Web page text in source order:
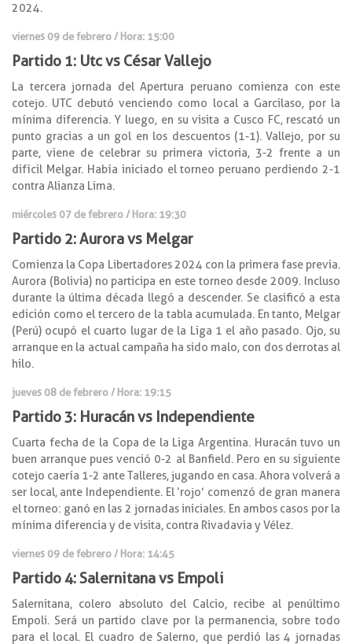
2024.
viernes 09 de febrero / Hora: 15:00
Partido 1: Utc vs César Vallejo
La tercera jornada del Apertura peruano comienza con este
cotejo. UTC debutó venciendo como local a Garcilaso, por la
mínima diferencia. Y luego, en su visita a Cusco FC, rescató un
punto gracias a un gol en los descuentos (1-1). Vallejo, por su
parte, viene de celebrar su primera victoria, 3-2 frente a un
difícil Melgar. Había iniciado el torneo peruano perdiendo 2-1
contra Alianza Lima.
miércoles 07 de febrero / Hora: 19:30
Partido 2: Aurora vs Melgar
Comienza la Copa Libertadores 2024 con la primera fase previa.
Aurora (Bolivia) no participa en este torneo desde 2009. Incluso
durante la última década llegó a descender. Se clasificó a esta
edición como el tercero de la tabla acumulada. En tanto, Melgar
(Perú) ocupó el cuarto lugar de la Liga 1 el año pasado. Ojo, su
arranque en la actual campaña ha sido malo, con dos derrotas al
hilo.
jueves 08 de febrero / Hora: 19:15
Partido 3: Huracán vs Independiente
Cuarta fecha de la Copa de la Liga Argentina. Huracán tuvo un
buen arranque pues venció 0-2 al Banfield. Pero en su siguiente
cotejo caería 1-2 ante Talleres, jugando en casa. Ahora volverá a
ser local, ante Independiente. El ‘rojo’ comenzó de gran manera
el torneo: ganó en las 2 jornadas iniciales. En ambos casos por la
mínima diferencia y de visita, contra Rivadavia y Vélez.
viernes 09 de febrero / Hora: 14:45
Partido 4: Salernitana vs Empoli
Salernitana, colero absoluto del Calcio, recibe al penúltimo
Empoli. Será un partido clave por la permanencia, sobre todo
para el local. El cuadro de Salerno, que perdió las 4 jornadas